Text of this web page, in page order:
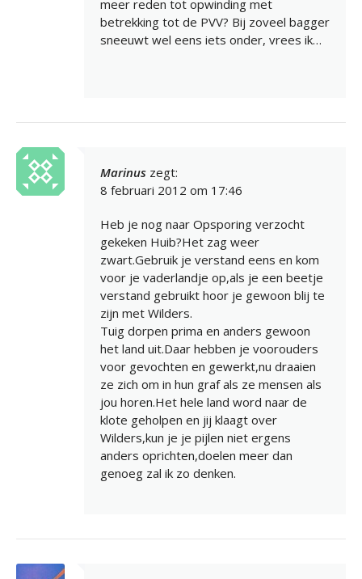
meer reden tot opwinding met
betrekking tot de PVV? Bij zoveel bagger
sneeuwt wel eens iets onder, vrees ik…
Marinus zegt:
8 februari 2012 om 17:46
Heb je nog naar Opsporing verzocht
gekeken Huib?Het zag weer
zwart.Gebruik je verstand eens en kom
voor je vaderlandje op,als je een beetje
verstand gebruikt hoor je gewoon blij te
zijn met Wilders.
Tuig dorpen prima en anders gewoon
het land uit.Daar hebben je voorouders
voor gevochten en gewerkt,nu draaien
ze zich om in hun graf als ze mensen als
jou horen.Het hele land word naar de
klote geholpen en jij klaagt over
Wilders,kun je je pijlen niet ergens
anders oprichten,doelen meer dan
genoeg zal ik zo denken.